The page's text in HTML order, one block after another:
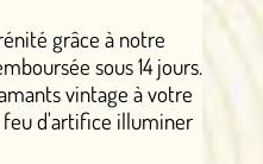
grâce à notre
sous 14 jours.
vintage à votre
d'artifice illuminer